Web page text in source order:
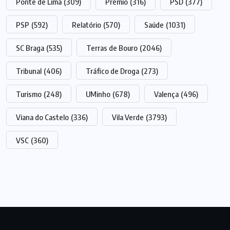
PSP (592) Relatório (570) Saúde (1031)
SC Braga (535) Terras de Bouro (2046)
Tribunal (406) Tráfico de Droga (273)
Turismo (248) UMinho (678) Valença (496)
Viana do Castelo (336) Vila Verde (3793)
VSC (360)